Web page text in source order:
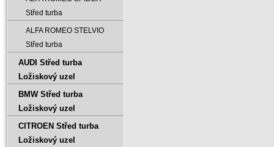
Střed turba
ALFA ROMEO STELVIO
Střed turba
AUDI Střed turba
Ložiskový uzel
BMW Střed turba
Ložiskový uzel
CITROEN Střed turba
Ložiskový uzel